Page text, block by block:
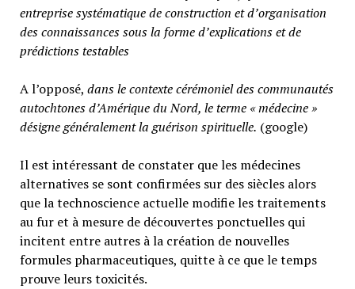
entreprise systématique de construction et d’organisation
des connaissances sous la forme d’explications et de
prédictions testables
A l’opposé, dans le contexte cérémoniel des communautés
autochtones d’Amérique du Nord, le terme « médecine »
désigne généralementla guérison spirituelle. (google)
Il est intéressant de constater que les médecines
alternatives se sont confirmées sur des siècles alors
que la technoscience actuelle modifie les traitements
au fur et à mesure de découvertes ponctuelles qui
incitent entre autres à la création de nouvelles
formules pharmaceutiques, quitte à ce que le temps
prouve leurs toxicités.